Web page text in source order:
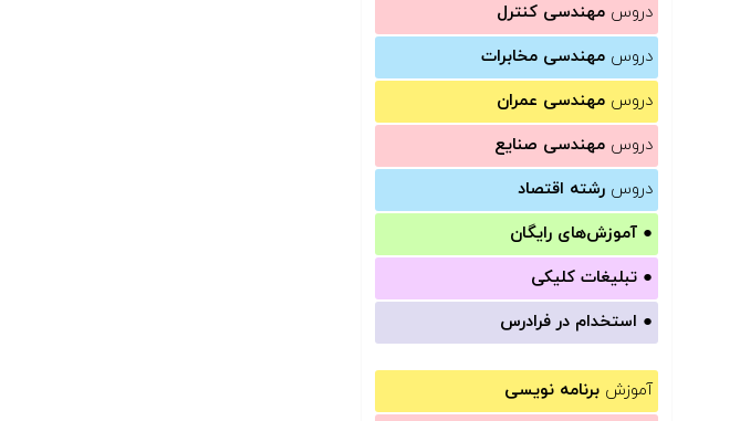
دروس مهندسی کنترل
دروس مهندسی مخابرات
دروس مهندسی عمران
دروس مهندسی صنایع
دروس رشته اقتصاد
● آموزش‌های رایگان
● تبلیغات کلیکی
● استخدام در فرادرس
آموزش برنامه نویسی